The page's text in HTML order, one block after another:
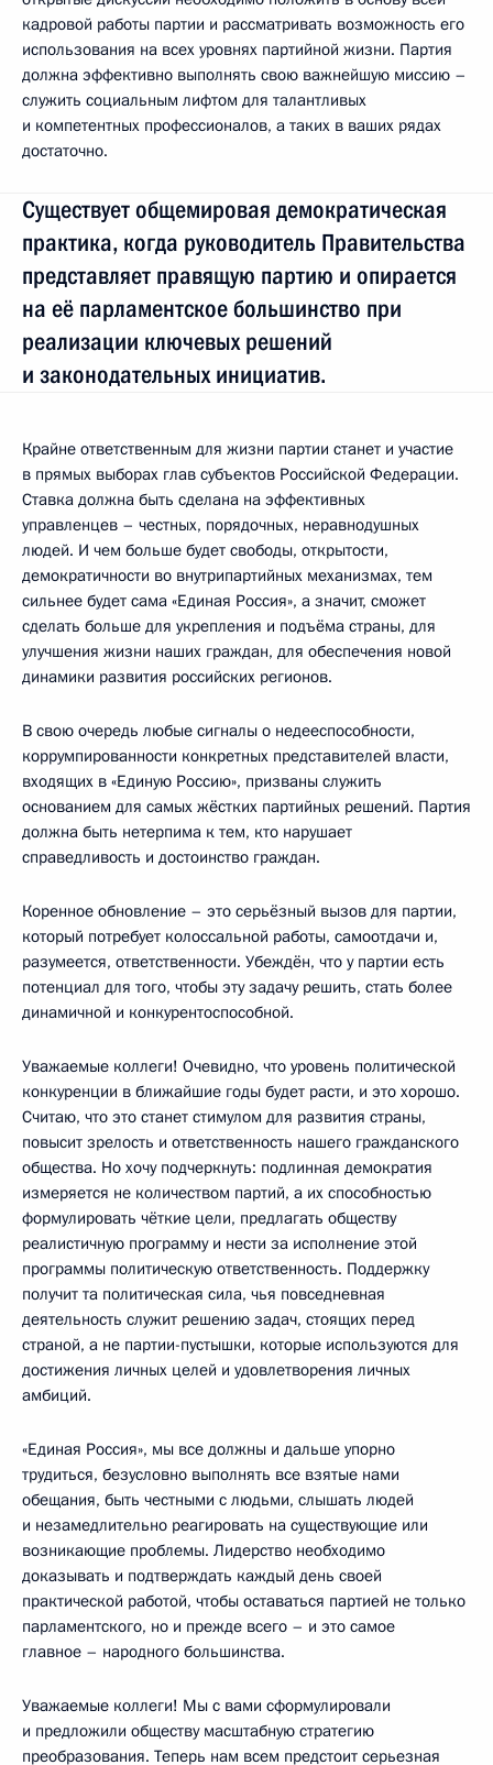
кадровой работы партии и рассматривать возможность его
использования на всех уровнях партийной жизни. Партия
должна эффективно выполнять свою важнейшую миссию –
служить социальным лифтом для талантливых
и компетентных профессионалов, а таких в ваших рядах
достаточно.
Существует общемировая демократическая
практика, когда руководитель Правительства
представляет правящую партию и опирается
на её парламентское большинство при
реализации ключевых решений
и законодательных инициатив.
Крайне ответственным для жизни партии станет и участие
в прямых выборах глав субъектов Российской Федерации.
Ставка должна быть сделана на эффективных
управленцев – честных, порядочных, неравнодушных
людей. И чем больше будет свободы, открытости,
демократичности во внутрипартийных механизмах, тем
сильнее будет сама «Единая Россия», а значит, сможет
сделать больше для укрепления и подъёма страны, для
улучшения жизни наших граждан, для обеспечения новой
динамики развития российских регионов.
В свою очередь любые сигналы о недееспособности,
коррумпированности конкретных представителей власти,
входящих в «Единую Россию», призваны служить
основанием для самых жёстких партийных решений. Партия
должна быть нетерпима к тем, кто нарушает
справедливость и достоинство граждан.
Коренное обновление – это серьёзный вызов для партии,
который потребует колоссальной работы, самоотдачи и,
разумеется, ответственности. Убеждён, что у партии есть
потенциал для того, чтобы эту задачу решить, стать более
динамичной и конкурентоспособной.
Уважаемые коллеги! Очевидно, что уровень политической
конкуренции в ближайшие годы будет расти, и это хорошо.
Считаю, что это станет стимулом для развития страны,
повысит зрелость и ответственность нашего гражданского
общества. Но хочу подчеркнуть: подлинная демократия
измеряется не количеством партий, а их способностью
формулировать чёткие цели, предлагать обществу
реалистичную программу и нести за исполнение этой
программы политическую ответственность. Поддержку
получит та политическая сила, чья повседневная
деятельность служит решению задач, стоящих перед
страной, а не партии-пустышки, которые используются для
достижения личных целей и удовлетворения личных
амбиций.
«Единая Россия», мы все должны и дальше упорно
трудиться, безусловно выполнять все взятые нами
обещания, быть честными с людьми, слышать людей
и незамедлительно реагировать на существующие или
возникающие проблемы. Лидерство необходимо
доказывать и подтверждать каждый день своей
практической работой, чтобы оставаться партией не только
парламентского, но и прежде всего – и это самое
главное – народного большинства.
Уважаемые коллеги! Мы с вами сформулировали
и предложили обществу масштабную стратегию
преобразования. Теперь нам всем предстоит серьезная